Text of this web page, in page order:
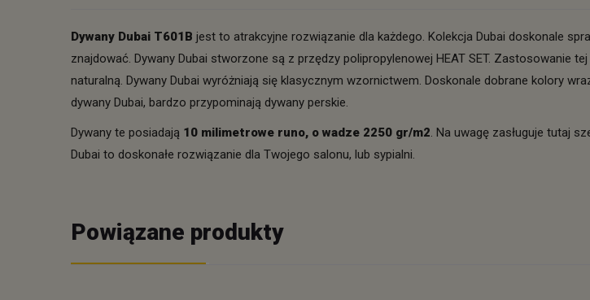
Dywany Dubai T601B jest to atrakcyjne rozwiązanie dla każdego. Kolekcja Dubai doskonale
znajdować. Dywany Dubai stworzone są z przędzy polipropylenowej HEAT SET. Zastosowanie
naturalną. Dywany Dubai wyróżniają się klasycznym wzornictwem. Doskonale dobrane kolory
dywany Dubai, bardzo przypominają dywany perskie.
Dywany te posiadają 10 milimetrowe runo, o wadze 2250 gr/m2. Na uwagę zasługuje tutaj
Dubai to doskonałe rozwiązanie dla Twojego salonu, lub sypialni.
Powiązane produkty